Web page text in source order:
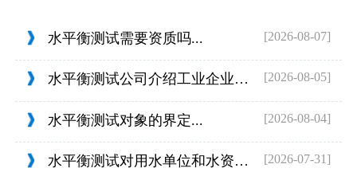
水平衡测试需要资质吗... [2026-08-07]
水平衡测试公司介绍工业企业的用水范围... [2026-08-05]
水平衡测试对象的界定... [2026-08-04]
水平衡测试对用水单位和水资源管理的目... [2026-07-31]